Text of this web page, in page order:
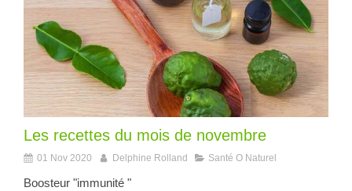
Les recettes du mois de novembre
01 Nov 2020 Delphine Rolland Santé O Naturel
Boosteur "immunité "